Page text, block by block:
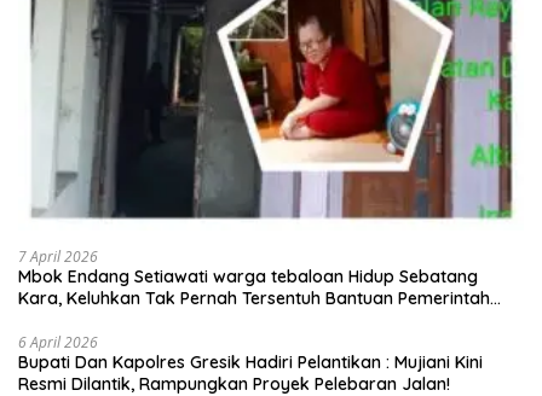
7 April 2026
Mbok Endang Setiawati warga tebaloan Hidup Sebatang
Kara, Keluhkan Tak Pernah Tersentuh Bantuan Pemerintah
6 April 2026
​Bupati Dan Kapolres Gresik Hadiri Pelantikan : Mujiani Kini
Resmi Dilantik, Rampungkan Proyek Pelebaran Jalan!